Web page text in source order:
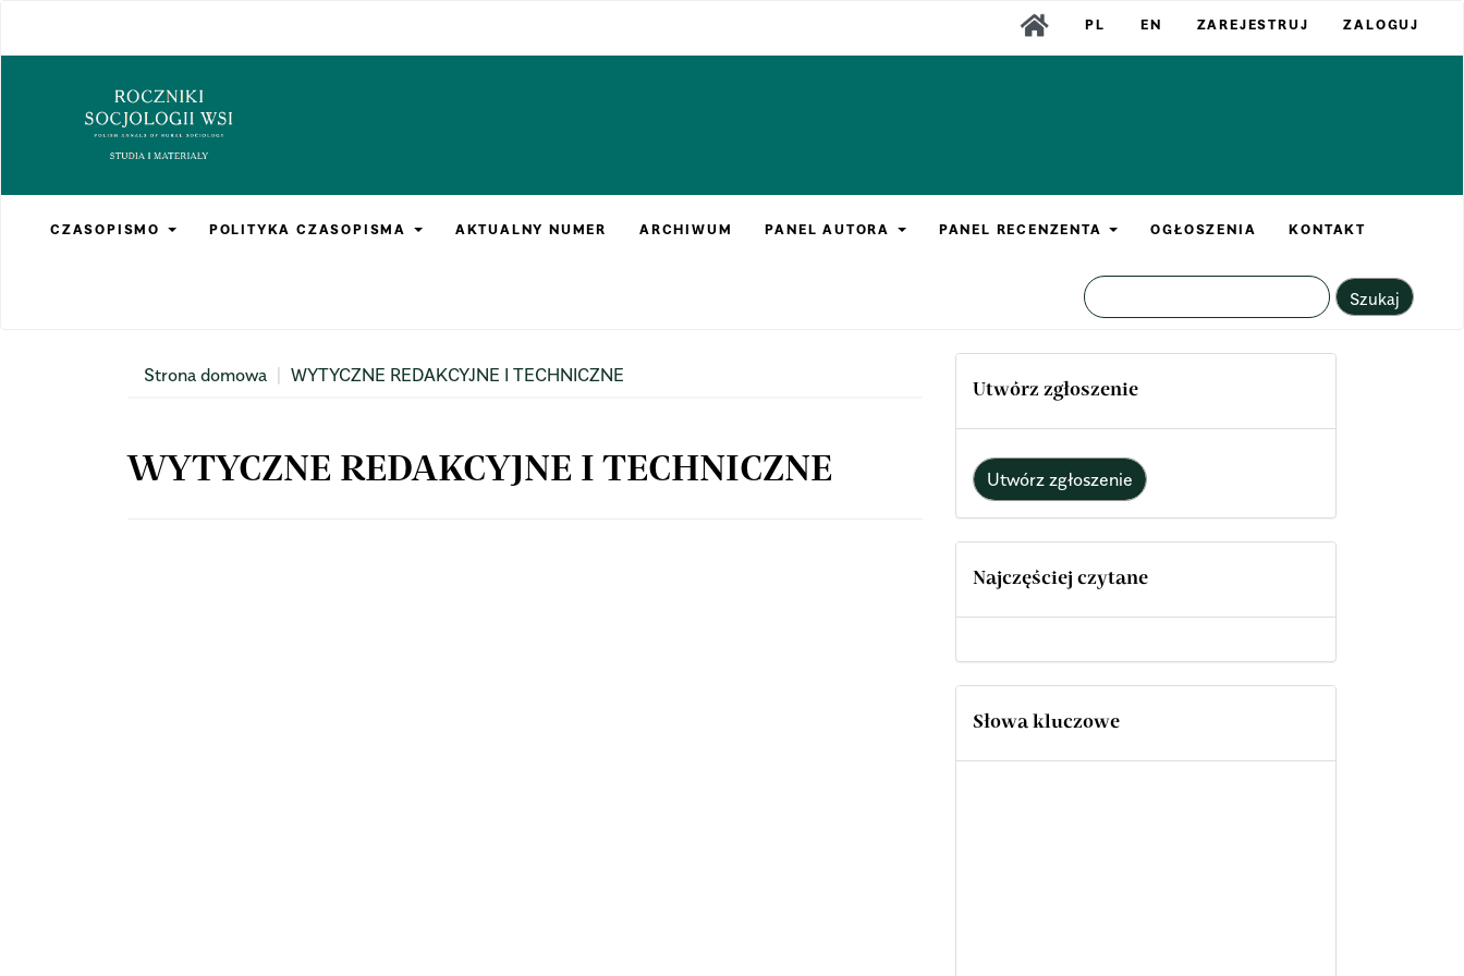
Sidebar
PL EN ZAREJESTRUJ ZALOGUJ
CZASOPISMO POLITYKA CZASOPISMA AKTUALNY NUMER ARCHIWUM PANEL AUTORA PANEL RECENZENTA OGŁOSZENIA KONTAKT
Szukaj
Strona domowa WYTYCZNE REDAKCYJNE I TECHNICZNE
WYTYCZNE REDAKCYJNE I TECHNICZNE
Utwórz zgłoszenie
Utwórz zgłoszenie
Najczęściej czytane
Słowa kluczowe